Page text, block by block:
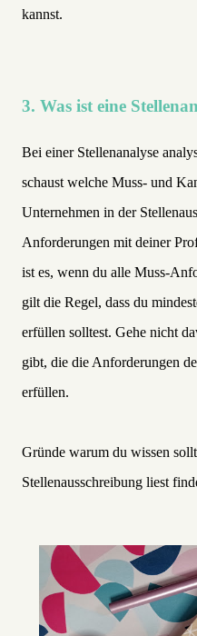
kannst.
3. Was ist eine
Bei einer Stellenanalyse
schaust welche Muss- und
Unternehmen in der
Anforderungen mit deiner
ist es, wenn du alle Muss-
gilt die Regel, dass du
erfüllen solltest. Gehe nicht
gibt, die die Anforderungen
erfüllen.
Gründe warum du wissen
Stellenausschreibung liest